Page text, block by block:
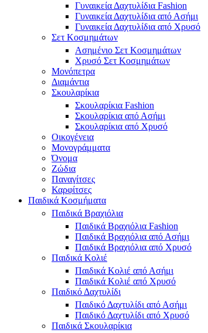
Γυναικεία Δαχτυλίδια Fashion
Γυναικεία Δαχτυλίδια από Ασήμι
Γυναικεία Δαχτυλίδια από Χρυσό
Σετ Κοσμημάτων
Ασημένιο Σετ Κοσμημάτων
Χρυσό Σετ Κοσμημάτων
Μονόπετρα
Διαμάντια
Σκουλαρίκια
Σκουλαρίκια Fashion
Σκουλαρίκια από Ασήμι
Σκουλαρίκια από Χρυσό
Οικογένεια
Μονογράμματα
Όνομα
Ζώδια
Παναγίτσες
Καρφίτσες
Παιδικά Κοσμήματα
Παιδικά Βραχιόλια
Παιδικά Βραχιόλια Fashion
Παιδικά Βραχιόλια από Ασήμι
Παιδικά Βραχιόλια από Χρυσό
Παιδικά Κολιέ
Παιδικά Κολιέ από Ασήμι
Παιδικά Κολιέ από Χρυσό
Παιδικό Δαχτυλίδι
Παιδικό Δαχτυλίδι από Ασήμι
Παιδικό Δαχτυλίδι από Χρυσό
Παιδικά Σκουλαρίκια